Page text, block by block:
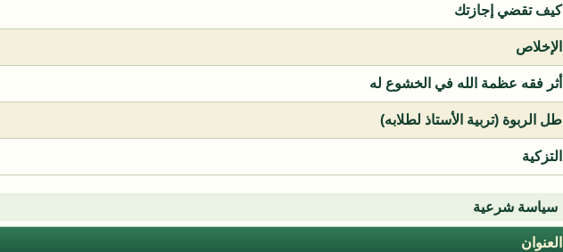
كيف تقضي إجازتك
الإخلاص
أثر فقه عظمة الله في الخشوع له
طل الربوة (تربية الأستاذ لطلابه)
التزكية
سياسة شرعية
العنوان